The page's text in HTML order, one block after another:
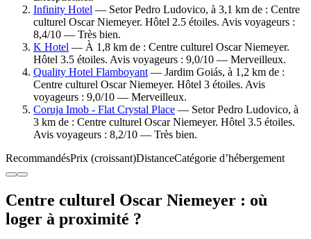
Infinity Hotel — Setor Pedro Ludovico, à 3,1 km de : Centre
culturel Oscar Niemeyer. Hôtel 2.5 étoiles. Avis voyageurs :
8,4/10 — Très bien.
K Hotel — À 1,8 km de : Centre culturel Oscar Niemeyer.
Hôtel 3.5 étoiles. Avis voyageurs : 9,0/10 — Merveilleux.
Quality Hotel Flamboyant — Jardim Goiás, à 1,2 km de :
Centre culturel Oscar Niemeyer. Hôtel 3 étoiles. Avis
voyageurs : 9,0/10 — Merveilleux.
Coruja Imob - Flat Crystal Place — Setor Pedro Ludovico, à
3 km de : Centre culturel Oscar Niemeyer. Hôtel 3.5 étoiles.
Avis voyageurs : 8,2/10 — Très bien.
RecommandésPrix (croissant)DistanceCatégorie d’hébergement
Centre culturel Oscar Niemeyer : où
loger à proximité ?